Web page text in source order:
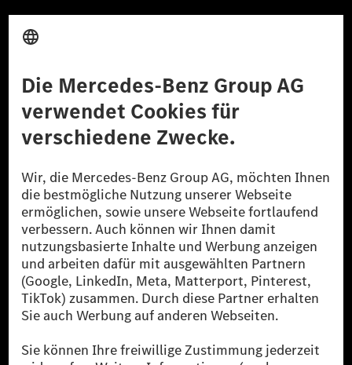
© 2026 Mercedes-Benz Group AG. Alle Rechte vorbehalten.
reduzierte CO₂-Emissionen bei der Mercedes-Benz Group durch
zertifizierte Ausgleichsprojekte kompensiert werden.
[2] Renewable Charging ist ein integraler Bestandteil von MB.CHARGE
Public in Europa, den USA, Kanada und China. Sofern an der jeweiligen
Ladestation noch kein Strom aus erneuerbaren Energien vorliegt,
verwendet Renewable Charging Grünstromzertifikate*. Diese stellen
sicher, dass für Ladevorgänge über MB.CHARGE Public eine äquivalente
Strommenge aus erneuerbaren Energien ins Stromnetz eingespeist wird.
Sie stammen ausschließlich aus Wind- und Solarkraftanlagen, die jünger
als sechs Jahre sind.
* Inkl. EKOenergy Ökolabel
* Die angegebenen Werte wurden nach dem vorgeschriebenen
Messverfahren WLTP (Worldwide harmonised Light vehicles Test